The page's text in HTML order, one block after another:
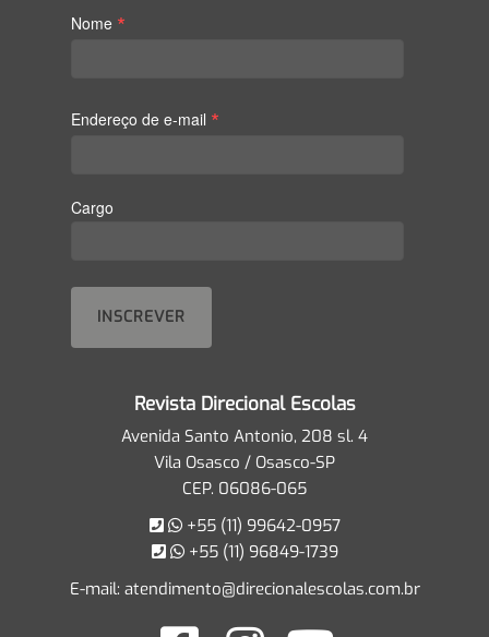
Nome *
Endereço de e-mail *
Cargo
Revista Direcional Escolas
Avenida Santo Antonio, 208 sl. 4
Vila Osasco / Osasco-SP
CEP. 06086-065
+55 (11) 99642-0957
+55 (11) 96849-1739
E-mail: atendimento@direcionalescolas.com.br